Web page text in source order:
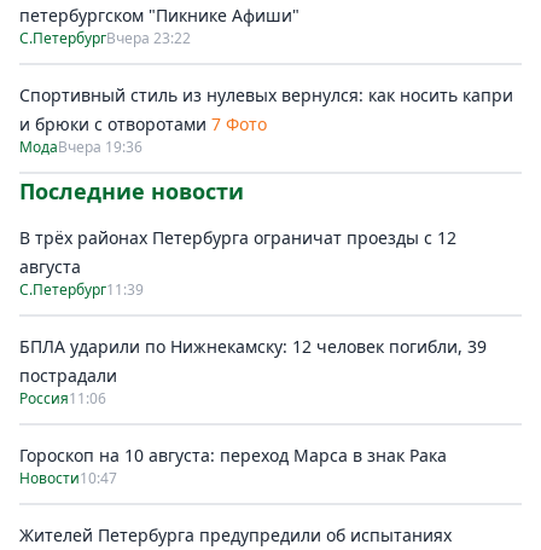
петербургском "Пикнике Афиши"
С.ПетербургВчера 23:22
Спортивный стиль из нулевых вернулся: как носить капри
и брюки с отворотами 7 Фото
МодаВчера 19:36
Последние новости
В трёх районах Петербурга ограничат проезды с 12
августа
С.Петербург11:39
БПЛА ударили по Нижнекамску: 12 человек погибли, 39
пострадали
Россия11:06
Гороскоп на 10 августа: переход Марса в знак Рака
Новости10:47
Жителей Петербурга предупредили об испытаниях